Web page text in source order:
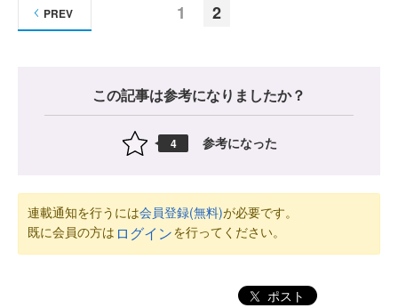
1 2
PREV
この記事は参考になりましたか？
4 参考になった
連載通知を行うには会員登録(無料)が必要です。
既に会員の方は ログインを行ってください。
ポスト